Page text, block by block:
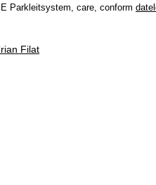
Parkleitsystem, care, conform
Filat